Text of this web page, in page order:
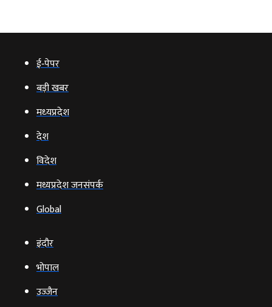
ई‑पेपर
बड़ी खबर
मध्‍यप्रदेश
देश
विदेश
मध्यप्रदेश जनसंपर्क
Global
इंदौर
भोपाल
उज्‍जैन